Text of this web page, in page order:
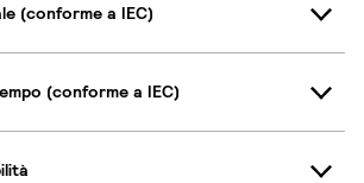
(conforme a IEC)
(conforme a IEC)